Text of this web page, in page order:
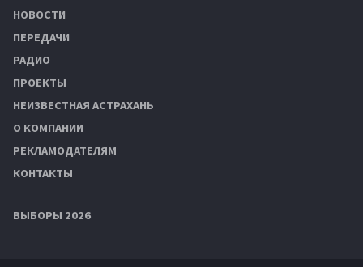
НОВОСТИ
ПЕРЕДАЧИ
РАДИО
ПРОЕКТЫ
НЕИЗВЕСТНАЯ АСТРАХАНЬ
О КОМПАНИИ
РЕКЛАМОДАТЕЛЯМ
КОНТАКТЫ
ВЫБОРЫ 2026